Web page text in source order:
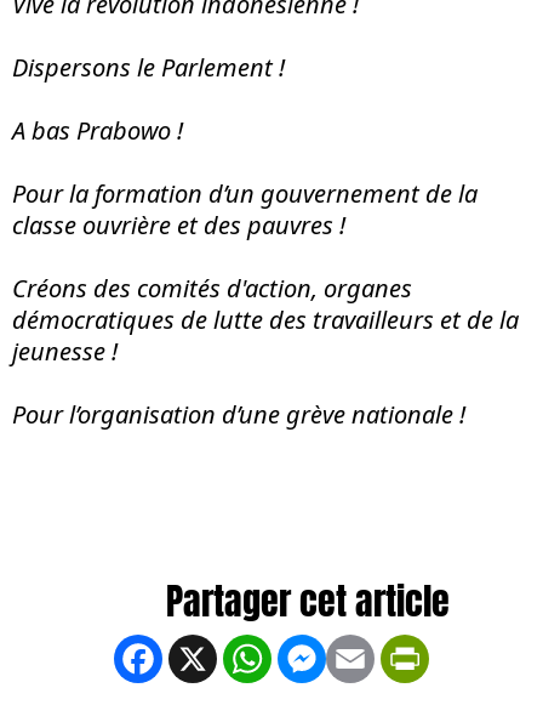
Dispersons le Parlement !
A bas Prabowo !
Pour la formation d’un gouvernement de la
classe ouvrière et des pauvres !
Créons des comités d'action, organes
démocratiques de lutte des travailleurs et de la
jeunesse !
Pour l’organisation d’une grève nationale !
Facebook
X WhatsApp
Messenger
Email